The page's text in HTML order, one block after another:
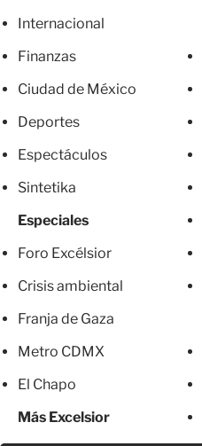
Internacional
Finanzas
Ciudad de México
Deportes
Espectáculos
Sintetika
Especiales
Foro Excélsior
Crisis ambiental
Franja de Gaza
Metro CDMX
El Chapo
Más Excelsior